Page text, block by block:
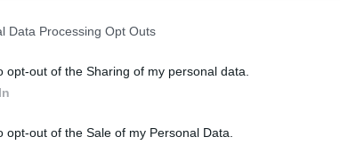
Data Processing Opt Outs
opt-out of the Sharing of my personal data.
opt-out of the Sale of my Personal Data.
του εμπνέει και δίνει αισιοδοξία
καταλυτικά στην ευαισθητοποίηση και
κοινό και θα διεξαχθεί με υβριδική μορφή,
συμμετοχής και παρακολούθησης